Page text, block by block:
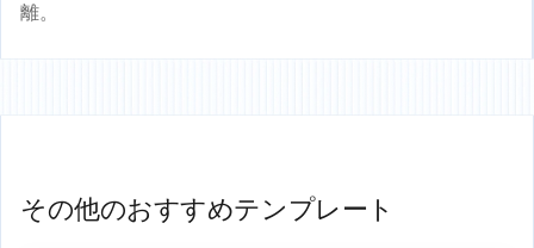
離。
その他のおすすめテンプレート